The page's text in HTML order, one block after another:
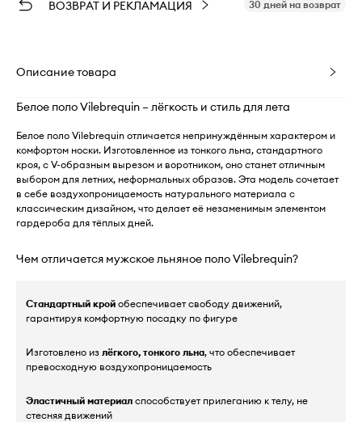
ВОЗВРАТ И РЕКЛАМАЦИЯ 30 дней на возврат
Описание товара
Белое поло Vilebrequin – лёгкость и стиль для лета
Белое поло Vilebrequin отличается непринуждённым характером и
комфортом носки. Изготовленное из тонкого льна, стандартного
кроя, с V-образным вырезом и воротником, оно станет отличным
выбором для летних, неформальных образов. Эта модель сочетает
в себе воздухопроницаемость натурального материала с
классическим дизайном, что делает её незаменимым элементом
гардероба для тёплых дней.
Чем отличается мужское льняное поло Vilebrequin?
Стандартный крой обеспечивает свободу движений,
гарантируя комфортную посадку по фигуре
Изготовлено из лёгкого, тонкого льна, что обеспечивает
превосходную воздухопроницаемость
Эластичный материал способствует прилеганию к телу, не
стесняя движений